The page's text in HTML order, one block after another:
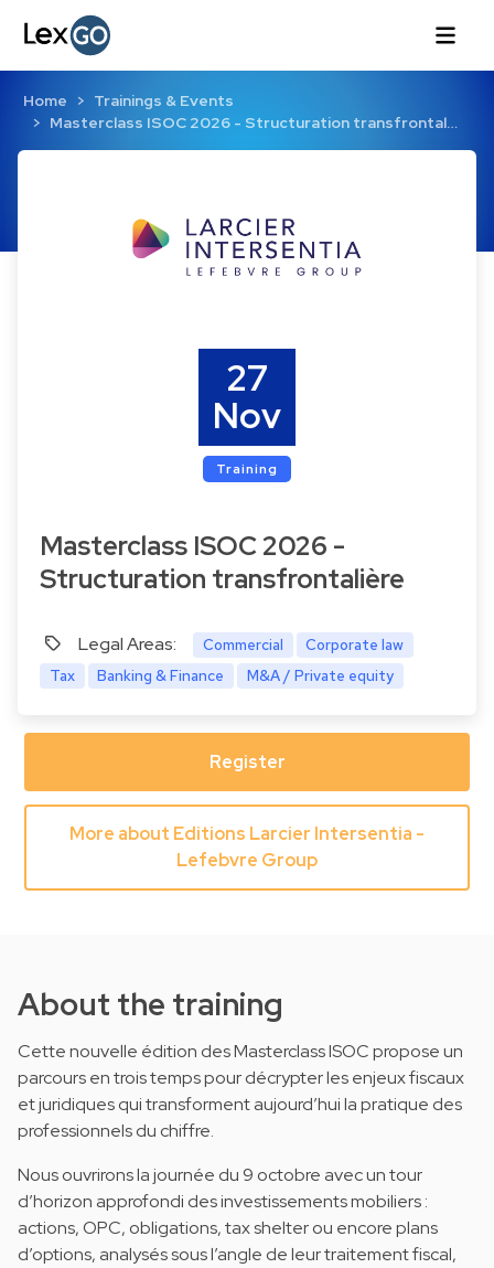
Home
Trainings & Events
Masterclass ISOC 2026 - Structuration transfrontal…
Masterclass ISOC 2026 -
Structuration transfrontalière
Legal Areas: Commercial
Corporate law
Tax
Banking & Finance M&A / Private equity
27
Nov
Training
Register
More about Editions Larcier Intersentia -
Lefebvre Group
About the training
Cette nouvelle édition des Masterclass ISOC propose un
parcours en trois temps pour décrypter les enjeux fiscaux
et juridiques qui transforment aujourd’hui la pratique des
professionnels du chiffre.
Nous ouvrirons la journée du 9 octobre avec un tour
d’horizon approfondi des investissements mobiliers :
actions, OPC, obligations, tax shelter ou encore plans
d’options, analysés sous l’angle de leur traitement fiscal,